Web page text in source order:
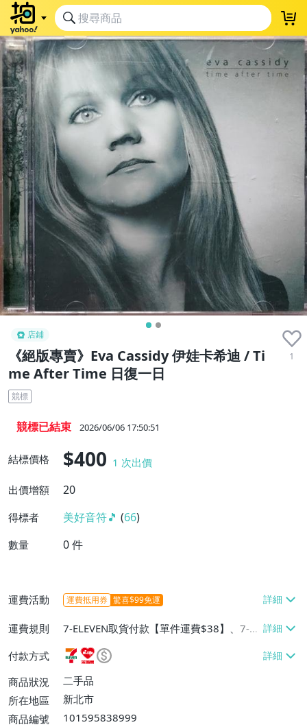
店鋪
《絕版專賣》Eva Cassidy 伊娃卡希迪 / Ti
me After Time 日復一日
1
競標
競標已結束 2026/06/06 17:50:51
結標價格 $400 1 次出價
出價增額
20
得標者 美好音符🎵 (66)
數量 0件
運費活動 運費抵用券 驚喜$99免運
運費規則
7-ELEVEN取貨付款【單件運費$38】、7-EL
EVEN取貨不付款【單件運費$38】、萊爾富
取貨付款【單件運費$60】
付款方式
商品狀況
二手品
所在地區
新北市
商品編號
101595838999